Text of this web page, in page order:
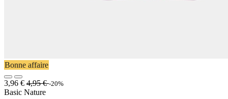
Bonne affaire
3,96 € 4,95€ -20%
Basic Nature